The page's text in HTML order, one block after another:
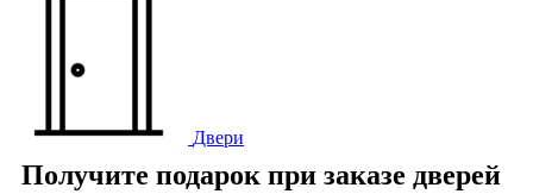
Двери
Получите подарок при заказе дверей